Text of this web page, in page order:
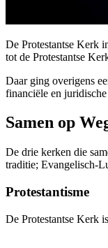
De Protestantse Kerk
tot de Protestantse
Daar ging overigens
financiële en
Samen op
De drie kerken die
traditie; Evangelisch-
Protestantisme
De Protestantse Kerk